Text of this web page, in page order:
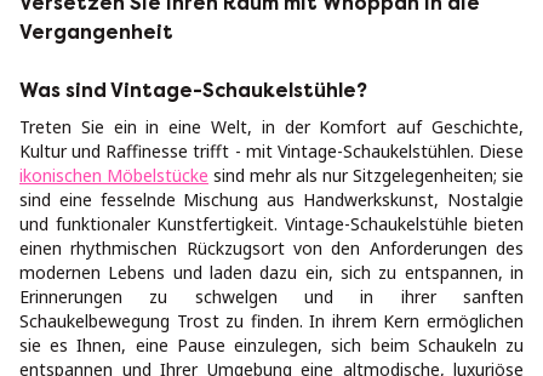
Vergangenheit
Was sind Vintage-Schaukelstühle?
Treten Sie ein in eine Welt, in der Komfort auf Geschichte,
Kultur und Raffinesse trifft - mit Vintage-Schaukelstühlen. Diese
ikonischen Möbelstücke sind mehr als nur Sitzgelegenheiten; sie
sind eine fesselnde Mischung aus Handwerkskunst, Nostalgie
und funktionaler Kunstfertigkeit. Vintage-Schaukelstühle bieten
einen rhythmischen Rückzugsort von den Anforderungen des
modernen Lebens und laden dazu ein, sich zu entspannen, in
Erinnerungen zu schwelgen und in ihrer sanften
Schaukelbewegung Trost zu finden. In ihrem Kern ermöglichen
sie es Ihnen, eine Pause einzulegen, sich beim Schaukeln zu
entspannen und Ihrer Umgebung eine altmodische, luxuriöse